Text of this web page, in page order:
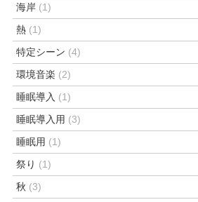
海岸 (1)
熱 (1)
特定シーン (4)
環境音楽 (2)
睡眠導入 (1)
睡眠導入用 (3)
睡眠用 (1)
祭り (1)
秋 (3)